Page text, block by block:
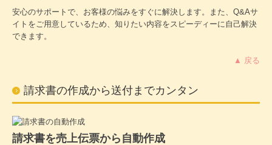
安心のサポートで、お客様の悩みをすぐに解決します。また、Q&Aサ
イトをご用意しているため、知りたい内容をスピーディーに自己解決
できます。
▲ 戻る
請求書の作成から送付までカンタン
請求書を売上伝票から自動作成